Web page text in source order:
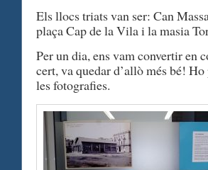
Els llocs triats van ser: Can
plaça Cap de la Vila i la masia
Per un dia, ens vam convertir en
cert, va quedar d’allò més bé!
les fotografies.